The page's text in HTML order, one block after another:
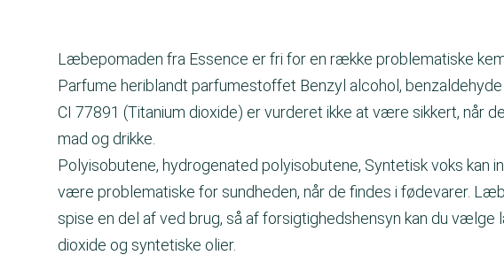
Læbepomaden fra Essence er fri for en række problematiske
Parfume heriblandt parfumestoffet Benzyl alcohol, benzaldehyde
CI 77891 (Titanium dioxide) er vurderet ikke at være sikkert, når
mad og drikke.
Polyisobutene, hydrogenated polyisobutene, Syntetisk voks kan
være problematiske for sundheden, når de findes i fødevarer.
spise en del af ved brug, så af forsigtighedshensyn kan du
dioxide og syntetiske olier.